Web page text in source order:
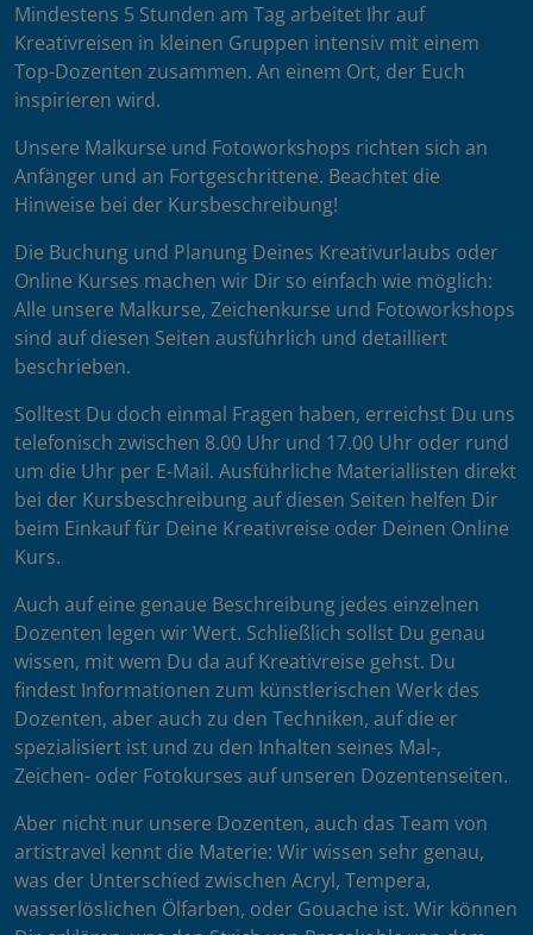
Mindestens 5 Stunden am Tag arbeitet Ihr auf
Kreativreisen in kleinen Gruppen intensiv mit einem
Top-Dozenten zusammen. An einem Ort, der Euch
inspirieren wird.
Unsere Malkurse und Fotoworkshops richten sich an
Anfänger und an Fortgeschrittene. Beachtet die
Hinweise bei der Kursbeschreibung!
Die Buchung und Planung Deines Kreativurlaubs oder
Online Kurses machen wir Dir so einfach wie möglich:
Alle unsere Malkurse, Zeichenkurse und Fotoworkshops
sind auf diesen Seiten ausführlich und detailliert
beschrieben.
Solltest Du doch einmal Fragen haben, erreichst Du uns
telefonisch zwischen 8.00 Uhr und 17.00 Uhr oder rund
um die Uhr per E-Mail. Ausführliche Materiallisten direkt
bei der Kursbeschreibung auf diesen Seiten helfen Dir
beim Einkauf für Deine Kreativreise oder Deinen Online
Kurs.
Auch auf eine genaue Beschreibung jedes einzelnen
Dozenten legen wir Wert. Schließlich sollst Du genau
wissen, mit wem Du da auf Kreativreise gehst. Du
findest Informationen zum künstlerischen Werk des
Dozenten, aber auch zu den Techniken, auf die er
spezialisiert ist und zu den Inhalten seines Mal-,
Zeichen- oder Fotokurses auf unseren Dozentenseiten.
Aber nicht nur unsere Dozenten, auch das Team von
artistravel kennt die Materie: Wir wissen sehr genau,
was der Unterschied zwischen Acryl, Tempera,
wasserlöslichen Ölfarben, oder Gouache ist. Wir können